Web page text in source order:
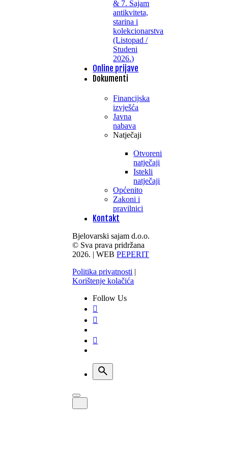
& 7. Sajam
antikviteta,
starina i
kolekcionarstva
(Listopad /
Studeni
2026.)
Online prijave
Dokumenti
Financijska
izvješća
Javna
nabava
Natječaji
Otvoreni
natječaji
Istekli
natječaji
Općenito
Zakoni i
pravilnici
Kontakt
Bjelovarski sajam d.o.o.
© Sva prava pridržana
2026. | WEBPEPERIT
Politika privatnosti |
Korištenje kolačića
Follow Us